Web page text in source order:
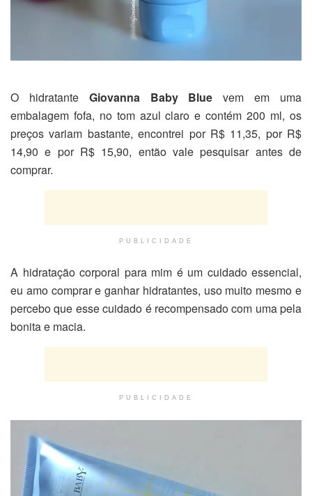
O hidratante Giovanna Baby Blue vem em uma
embalagem fofa, no tom azul claro e contém 200 ml, os
preços variam bastante, encontrei por R$ 11,35, por R$
14,90 e por R$ 15,90, então vale pesquisar antes de
comprar.
PUBLICIDADE
A hidratação corporal para mim é um cuidado essencial,
eu amo comprar e ganhar hidratantes, uso muito mesmo e
percebo que esse cuidado é recompensado com uma pela
bonita e macia.
PUBLICIDADE